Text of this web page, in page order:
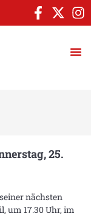
25.
nächsten
um 17.30 Uhr, im